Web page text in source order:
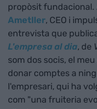
propòsit
Ametller, CEO i
entrevista que
L'empresa al dia, de
som dos socis, el
donar comptes a
l'empresari, qui ha
com "una fruiteria